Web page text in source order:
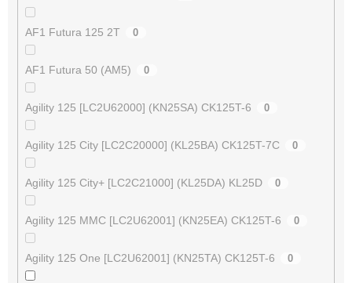
AF1 Futura 125 2T 0
AF1 Futura 50 (AM5) 0
Agility 125 [LC2U62000] (KN25SA) CK125T-6 0
Agility 125 City [LC2C20000] (KL25BA) CK125T-7C 0
Agility 125 City+ [LC2C21000] (KL25DA) KL25D 0
Agility 125 MMC [LC2U62001] (KN25EA) CK125T-6 0
Agility 125 One [LC2U62001] (KN25TA) CK125T-6 0